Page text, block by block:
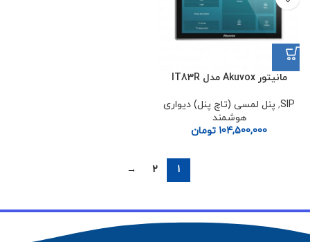
مانیتور Akuvox مدل IT83R
SIP
, پنل لمسی (تاچ پنل) دیواری
هوشمند
104,500,000 تومان
1
2
→